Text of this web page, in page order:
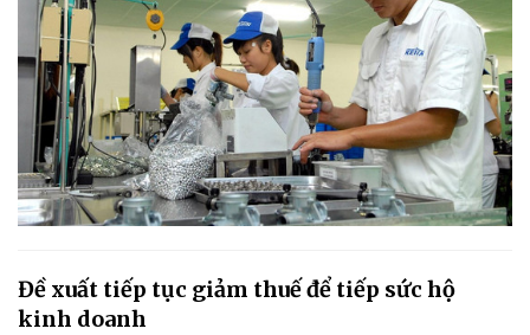
Đề xuất tiếp tục giảm thuế để tiếp sức hộ
kinh doanh